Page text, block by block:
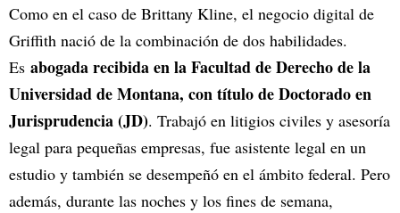
Como en el caso de Brittany Kline, el negocio digital de
Griffith nació de la combinación de dos habilidades.
Es abogada recibida en la Facultad de Derecho de la
Universidad de Montana, con título de Doctorado en
Jurisprudencia (JD). Trabajó en litigios civiles y asesoría
legal para pequeñas empresas, fue asistente legal en un
estudio y también se desempeñó en el ámbito federal. Pero
además, durante las noches y los fines de semana,